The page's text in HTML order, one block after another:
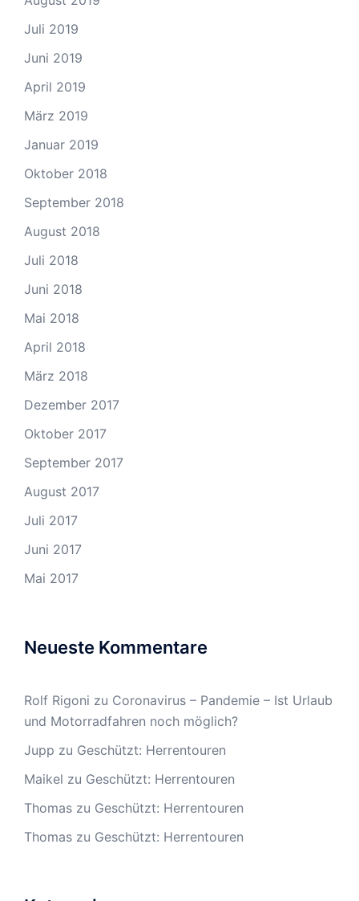
Juli 2019
Juni 2019
April 2019
März 2019
Januar 2019
Oktober 2018
September 2018
August 2018
Juli 2018
Juni 2018
Mai 2018
April 2018
März 2018
Dezember 2017
Oktober 2017
September 2017
August 2017
Juli 2017
Juni 2017
Mai 2017
Neueste Kommentare
Rolf Rigoni zu Coronavirus – Pandemie – Ist Urlaub
und Motorradfahren noch möglich?
Jupp zu Geschützt: Herrentouren
Maikel zu Geschützt: Herrentouren
Thomas zu Geschützt: Herrentouren
Thomas zu Geschützt: Herrentouren